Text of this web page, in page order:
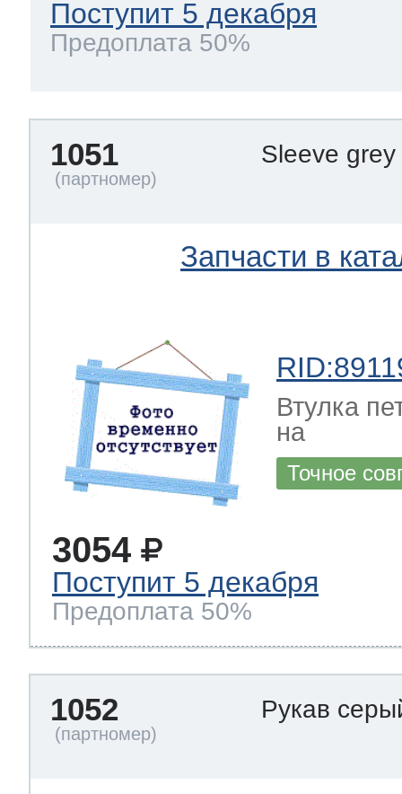
Поступит 5 декабря
Предоплата 50%
1051 Sleeve
Запчасти в
Втулка
на
Точное
3054
Поступит 5 декабря
Предоплата 50%
1052 Рукав